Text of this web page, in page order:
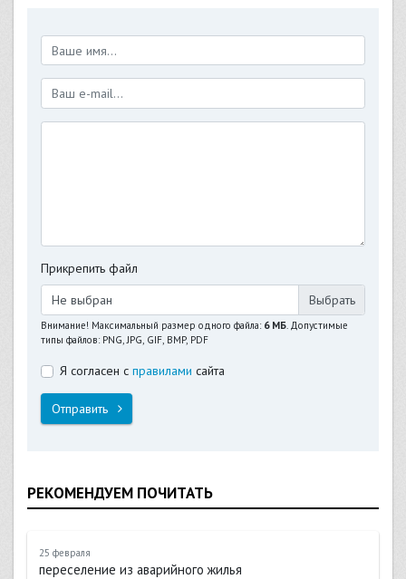
Прикрепить файл
Не выбран
Внимание! Максимальный размер одного файла: 6 МБ. Допустимые
типы файлов: PNG, JPG, GIF, BMP, PDF
Я согласен с правилами сайта
Отправить
РЕКОМЕНДУЕМ ПОЧИТАТЬ
25 февраля
переселение из аварийного жилья